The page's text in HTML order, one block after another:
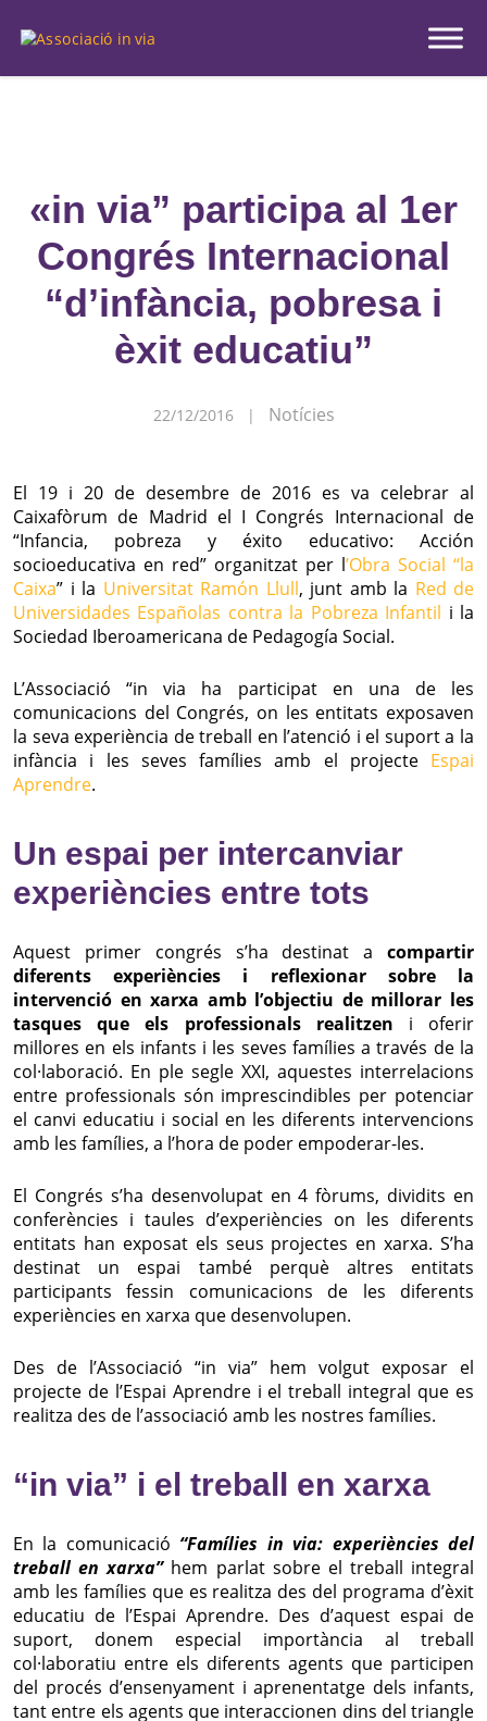
«in via” participa al 1er Congrés Internacional “d’infància,
«in via” participa al 1er
Congrés Internacional
“d’infància, pobresa i
èxit educatiu”
22/12/2016 | Notícies
El 19 i 20 de desembre de 2016 es va celebrar al
Caixafòrum de Madrid el I Congrés Internacional de
“Infancia, pobreza y éxito educativo: Acción
socioeducativa en red” organitzat per l’Obra Social “la
Caixa” i la Universitat Ramón Llull, junt amb la Red de
Universidades Españolas contra la Pobreza Infantil i la
Sociedad Iberoamericana de Pedagogía Social.
L’Associació “in via ha participat en una de les
comunicacions del Congrés, on les entitats exposaven
la seva experiència de treball en l’atenció i el suport a la
infància i les seves famílies amb el projecte Espai
Aprendre.
Un espai per intercanviar
experiències entre tots
Aquest primer congrés s’ha destinat a compartir
diferents experiències i reflexionar sobre la
intervenció en xarxa amb l’objectiu de millorar les
tasques que els professionals realitzen i oferir
millores en els infants i les seves famílies a través de la
col·laboració. En ple segle XXI, aquestes interrelacions
entre professionals són imprescindibles per potenciar
el canvi educatiu i social en les diferents intervencions
amb les famílies, a l’hora de poder empoderar-les.
El Congrés s’ha desenvolupat en 4 fòrums, dividits en
conferències i taules d’experiències on les diferents
entitats han exposat els seus projectes en xarxa. S’ha
destinat un espai també perquè altres entitats
participants fessin comunicacions de les diferents
experiències en xarxa que desenvolupen.
Des de l’Associació “in via” hem volgut exposar el
projecte de l’Espai Aprendre i el treball integral que es
realitza des de l’associació amb les nostres famílies.
“in via” i el treball en xarxa
En la comunicació “Famílies in via: experiències del
treball en xarxa”hem parlat sobre el treball integral
amb les famílies que es realitza des del programa d’èxit
educatiu de l’Espai Aprendre. Des d’aquest espai de
suport, donem especial importància al treball
col·laboratiu entre els diferents agents que participen
del procés d’ensenyament i aprenentatge dels infants,
tant entre els agents que interaccionen dins del triangle